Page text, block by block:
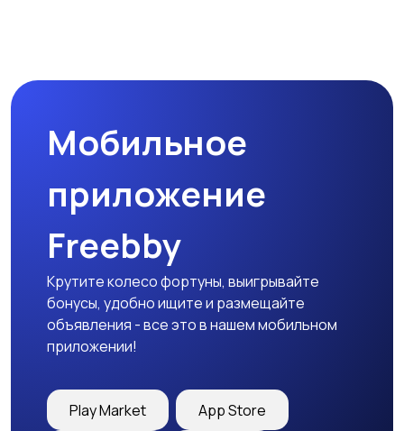
Мобильное
приложение
Freebby
Крутите колесо фортуны, выигрывайте
бонусы, удобно ищите и размещайте
объявления - все это в нашем мобильном
приложении!
Play Market App Store